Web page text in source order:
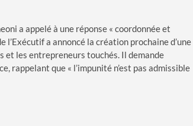
a appelé à une réponse « coordonnée et
l’Exécutif a annoncé la création prochaine d’une
et les entrepreneurs touchés. Il demande
rappelant que « l’impunité n’est pas admissible